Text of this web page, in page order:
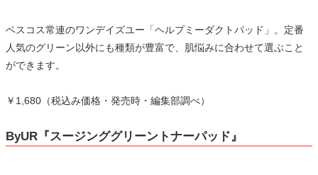
ベスコス常連のワンデイズユー「ヘルプミーダクトパッド」。定番
人気のグリーン以外にも種類が豊富で、肌悩みに合わせて選ぶこと
ができます。
￥1,680（税込み価格・発売時・編集部調べ）
ByUR『スージンググリーントナーパッド』